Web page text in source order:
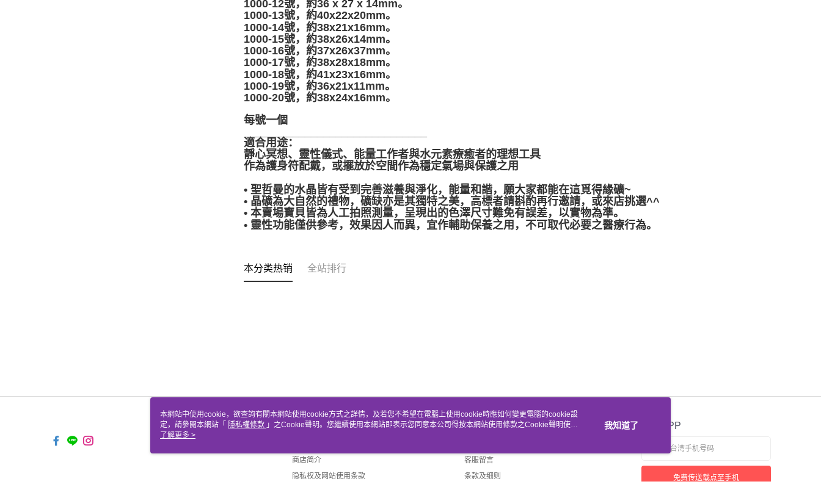
1000-12號，約36 x 27 x 14mm。
1000-13號，約40x22x20mm。
1000-14號，約38x21x16mm。
1000-15號，約38x26x14mm。
1000-16號，約37x26x37mm。
1000-17號，約38x28x18mm。
1000-18號，約41x23x16mm。
1000-19號，約36x21x11mm。
1000-20號，約38x24x16mm。
每號一個
適合用途：
靜心冥想、靈性儀式、能量工作者與水元素療癒者的理想工具
作為護身符配戴，或擺放於空間作為穩定氣場與保護之用
• 聖哲曼的水晶皆有受到完善滋養與淨化，能量和諧，願大家都能在這覓得緣礦~
• 晶礦為大自然的禮物，礦缺亦是其獨特之美，高標者請斟酌再行邀請，或來店挑選^^
• 本賣場寶貝皆為人工拍照測量，呈現出的色澤尺寸難免有誤差，以實物為準。
• 靈性功能僅供參考，效果因人而異，宜作輔助保養之用，不可取代必要之醫療行為。
本分类热销 全站排行
关于我们
商店简介
隐私权及网站使用条款
客服资讯
客服留言
条款及细则
官方APP
免费传送载点至手机
本網站中使用cookie，欲查詢有關本網站使用cookie方式之詳情，及若您不希望在電腦上使用cookie時應如何變更電腦的cookie設
定，請參閱本網站「 隱私權條款 」之Cookie聲明。您繼續使用本網站即表示您同意本公司得按本網站使用條款之Cookie聲明使用
cookie。
了解更多 >
我知道了